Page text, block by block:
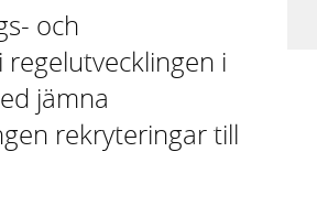
och
i
jämna
rekryteringar till